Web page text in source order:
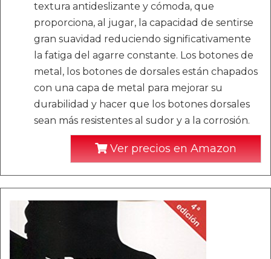
textura antideslizante y cómoda, que
proporciona, al jugar, la capacidad de sentirse
gran suavidad reduciendo significativamente
la fatiga del agarre constante. Los botones de
metal, los botones de dorsales están chapados
con una capa de metal para mejorar su
durabilidad y hacer que los botones dorsales
sean más resistentes al sudor y a la corrosión.
Ver precios en Amazon